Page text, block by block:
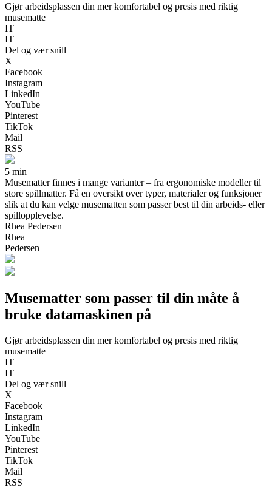
Gjør arbeidsplassen din mer komfortabel og presis med riktig
musematte
IT
IT
Del og vær snill
X
Facebook
Instagram
LinkedIn
YouTube
Pinterest
TikTok
Mail
RSS
5 min
Musematter finnes i mange varianter – fra ergonomiske modeller til
store spillmatter. Få en oversikt over typer, materialer og funksjoner
slik at du kan velge musematten som passer best til din arbeids- eller
spillopplevelse.
Rhea Pedersen
Rhea
Pedersen
Musematter som passer til din måte å
bruke datamaskinen på
Gjør arbeidsplassen din mer komfortabel og presis med riktig
musematte
IT
IT
Del og vær snill
X
Facebook
Instagram
LinkedIn
YouTube
Pinterest
TikTok
Mail
RSS